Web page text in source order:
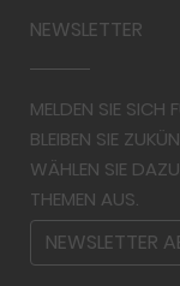
NEWSLETTER
MELDEN SIE SICH
BLEIBEN SIE
WÄHLEN SIE
THEMEN AUS.
NEWSLETTER